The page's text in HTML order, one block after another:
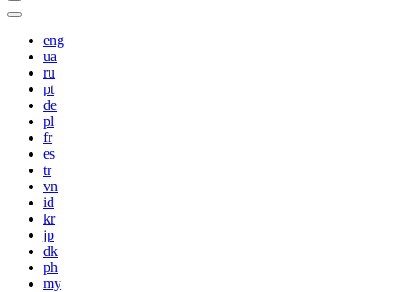
eng
ua
ru
pt
de
pl
fr
es
tr
vn
id
kr
jp
dk
ph
my